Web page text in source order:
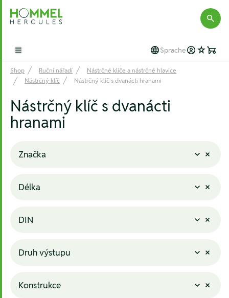
Hommel Hercules
Open main menu Sprache
Shop Ruční nářadí
Nástrčné klíče a nástrčné hlavice
Nástrčný klíč
Nástrčný klíč s dvanácti hranami
Nástrčný klíč s dvanácti
hranami
Značka
Délka
DIN
Druh výstupu
Konstrukce